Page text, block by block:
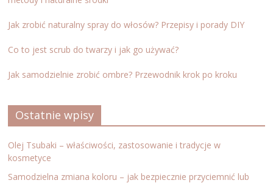
Jak zrobić naturalny spray do włosów? Przepisy i porady DIY
Co to jest scrub do twarzy i jak go używać?
Jak samodzielnie zrobić ombre? Przewodnik krok po kroku
Ostatnie wpisy
Olej Tsubaki – właściwości, zastosowanie i tradycje w
kosmetyce
Samodzielna zmiana koloru – jak bezpiecznie przyciemnić lub